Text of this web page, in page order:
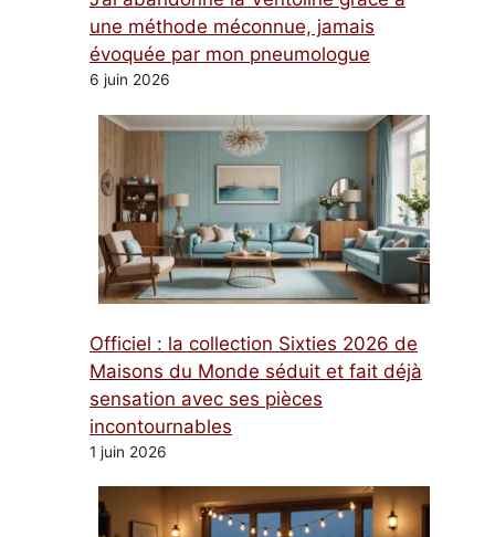
une méthode méconnue, jamais
évoquée par mon pneumologue
6 juin 2026
Officiel : la collection Sixties 2026 de
Maisons du Monde séduit et fait déjà
sensation avec ses pièces
incontournables
1 juin 2026